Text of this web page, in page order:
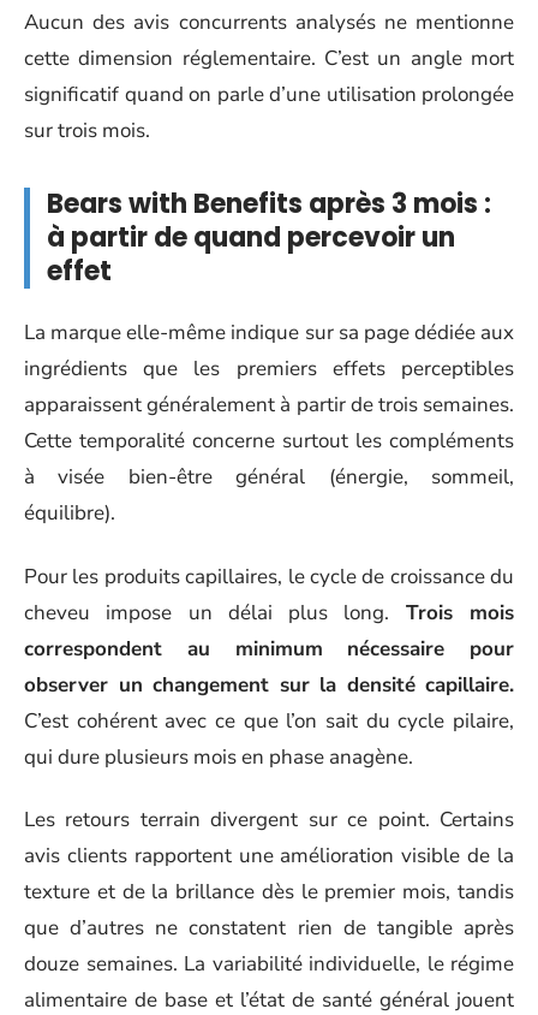
Aucun des avis concurrents analysés ne mentionne
cette dimension réglementaire. C’est un angle mort
significatif quand on parle d’une utilisation prolongée
sur trois mois.
Bears with Benefits après 3 mois :
à partir de quand percevoir un
effet
La marque elle-même indique sur sa page dédiée aux
ingrédients que les premiers effets perceptibles
apparaissent généralement à partir de trois semaines.
Cette temporalité concerne surtout les compléments
à visée bien-être général (énergie, sommeil,
équilibre).
Pour les produits capillaires, le cycle de croissance du
cheveu impose un délai plus long. Trois mois
correspondent au minimum nécessaire pour
observer un changement sur la densité capillaire.
C’est cohérent avec ce que l’on sait du cycle pilaire,
qui dure plusieurs mois en phase anagène.
Les retours terrain divergent sur ce point. Certains
avis clients rapportent une amélioration visible de la
texture et de la brillance dès le premier mois, tandis
que d’autres ne constatent rien de tangible après
douze semaines. La variabilité individuelle, le régime
alimentaire de base et l’état de santé général jouent